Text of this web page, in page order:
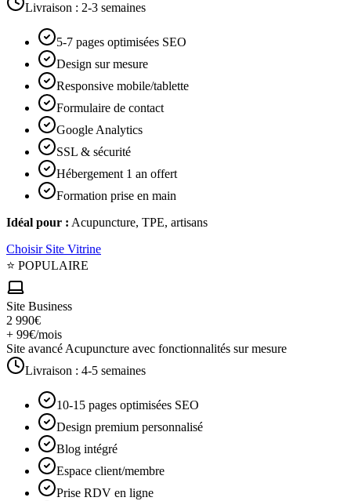
Livraison : 2-3 semaines
5-7 pages optimisées SEO
Design sur mesure
Responsive mobile/tablette
Formulaire de contact
Google Analytics
SSL & sécurité
Hébergement 1 an offert
Formation prise en main
Idéal pour : Acupuncture, TPE, artisans
Choisir Site Vitrine
⭐ POPULAIRE
Site Business
2 990€
+ 99€/mois
Site avancé Acupuncture avec fonctionnalités sur mesure
Livraison : 4-5 semaines
10-15 pages optimisées SEO
Design premium personnalisé
Blog intégré
Espace client/membre
Prise RDV en ligne